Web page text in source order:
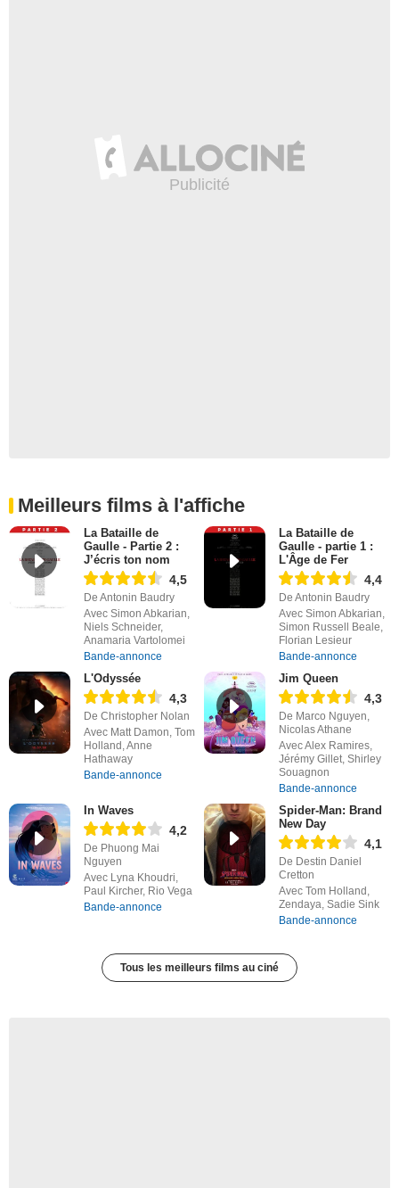
Meilleurs films à l'affiche
La Bataille de
Gaulle - Partie 2 :
J’écris ton nom
4,5
De Antonin Baudry
Avec Simon Abkarian,
Niels Schneider,
Anamaria Vartolomei
Bande-annonce
La Bataille de
Gaulle - partie 1 :
L'Âge de Fer
4,4
De Antonin Baudry
Avec Simon Abkarian,
Simon Russell Beale,
Florian Lesieur
Bande-annonce
L'Odyssée
4,3
De Christopher Nolan
Avec Matt Damon, Tom
Holland, Anne
Hathaway
Bande-annonce
Jim Queen
4,3
De Marco Nguyen,
Nicolas Athane
Avec Alex Ramires,
Jérémy Gillet, Shirley
Souagnon
Bande-annonce
In Waves
4,2
De Phuong Mai
Nguyen
Avec Lyna Khoudri,
Paul Kircher, Rio Vega
Bande-annonce
Spider-Man: Brand
New Day
4,1
De Destin Daniel
Cretton
Avec Tom Holland,
Zendaya, Sadie Sink
Bande-annonce
Tous les meilleurs films au ciné